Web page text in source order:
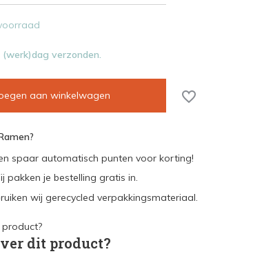
verzonden.
aan winkelwagen
spaar automatisch punten voor korting!
pakken je bestelling gratis in.
wij gerecycled verpakkingsmateriaal.
dit product?